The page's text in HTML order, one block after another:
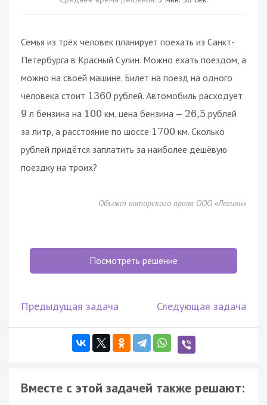
Семья из трёх человек планирует поехать из Санкт-
Петербурга в Красный Сулин. Можно ехать поездом, а
можно на своей машине. Билет на поезд на одного
человека стоит 1360 рублей. Автомобиль расходует
9 л бензина на 100 км, цена бензина — 26,5 рублей
за литр, а расстояние по шоссе 1700 км. Сколько
рублей придётся заплатить за наиболее дешёвую
поездку на троих?
Объект авторского права ООО «Легион»
Посмотреть решение
Предыдущая задача Следующая задача
Вместе с этой задачей также решают: